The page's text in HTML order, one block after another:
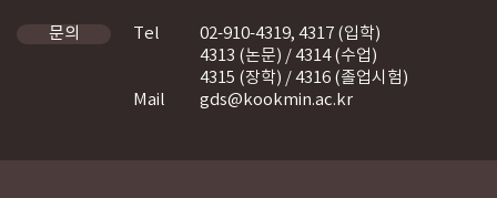
문의 Tel
02-910-4319, 4317 (입학)
4313 (논문) / 4314 (수업)
4315 (장학) / 4316 (졸업시험)
Mail
gds@kookmin.ac.kr